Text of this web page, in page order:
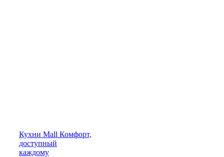
Кухни Mall Комфорт,
доступный
каждому